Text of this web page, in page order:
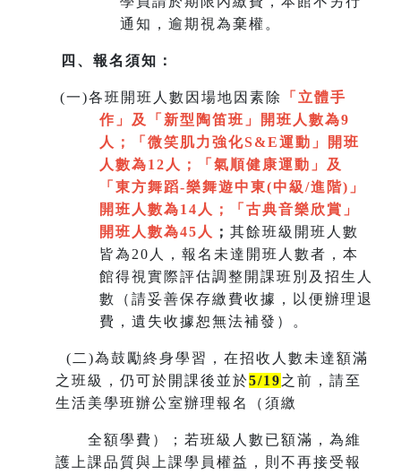
通知，逾期視為棄權。
四、報名須知：
(一)各班開班人數因場地因素除
「立體手
作」及「新型陶笛班」開班人數為9
人
；
「微笑肌力強化S&E運動」開班
人數為12人；「氣順健康運動」及
「 東方舞蹈-樂舞遊中東(中級/進階)」
開班人數為14人
； 「 古典音樂欣賞 」
開班人數為45人
； 其餘班級開班人數
皆為20人，報名未達開班人數者，本
館得視實際評估調整開課班別及招生人
數（請妥善保存繳費收據，以便辦理退
費，遺失收據恕無法補發）。
( 二)為鼓勵終身學習，在招收人數未達額滿
之班級，仍可於開課後並於5/19之前，請至
生活美學班辦公室辦理報名（須繳
全額學費）；若班級人數已額滿，為維
護上課品質與上課學員權益，則不再接受報